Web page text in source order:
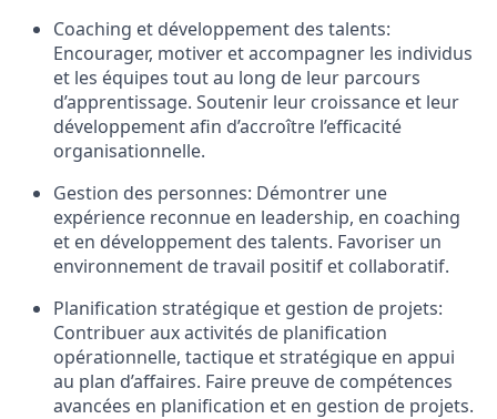
Coaching et développement des talents:
Encourager, motiver et accompagner les individus
et les équipes tout au long de leur parcours
d’apprentissage. Soutenir leur croissance et leur
développement afin d’accroître l’efficacité
organisationnelle.
Gestion des personnes: Démontrer une
expérience reconnue en leadership, en coaching
et en développement des talents. Favoriser un
environnement de travail positif et collaboratif.
Planification stratégique et gestion de projets:
Contribuer aux activités de planification
opérationnelle, tactique et stratégique en appui
au plan d’affaires. Faire preuve de compétences
avancées en planification et en gestion de projets.